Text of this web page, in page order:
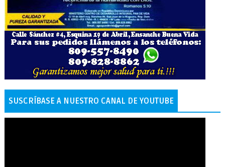
SUSCRÍBASE A NUESTRO CANAL DE YOUTUBE